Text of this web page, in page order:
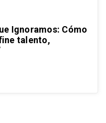
Ignoramos: Cómo
talento,